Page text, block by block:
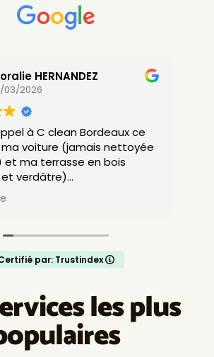
Mykael LE MEUT
24/01/2026
gentil et efficace.
par: Trustindex
les plus